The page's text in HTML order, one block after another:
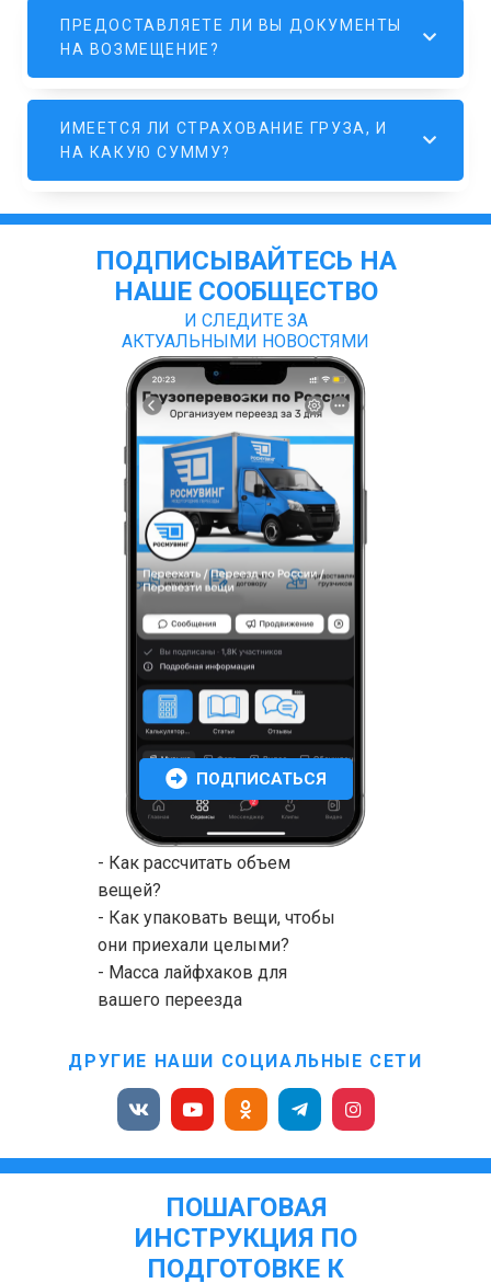
ПРЕДОСТАВЛЯЕТЕ ЛИ ВЫ ДОКУМЕНТЫ
НА ВОЗМЕЩЕНИЕ?
ИМЕЕТСЯ ЛИ СТРАХОВАНИЕ ГРУЗА, И
НА КАКУЮ СУММУ?
ПОДПИСЫВАЙТЕСЬ НА
НАШЕ СООБЩЕСТВО
И СЛЕДИТЕ ЗА
АКТУАЛЬНЫМИ НОВОСТЯМИ
- Как рассчитать объем
вещей?
- Как упаковать вещи, чтобы
они приехали целыми?
- Масса лайфхаков для
вашего переезда
ПОДПИСАТЬСЯ
ДРУГИЕ НАШИ СОЦИАЛЬНЫЕ СЕТИ
ПОШАГОВАЯ
ИНСТРУКЦИЯ ПО
ПОДГОТОВКЕ К